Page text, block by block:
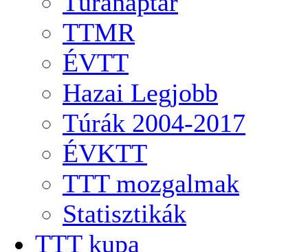
TTMR
ÉVTT
Hazai Legjobb
Túrák 2004-2017
ÉVKTT
TTT mozgalmak
Statisztikák
TTT kupa